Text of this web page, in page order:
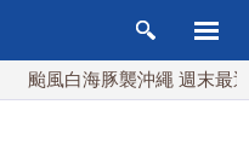
海豚襲沖繩 週末最近台灣 10